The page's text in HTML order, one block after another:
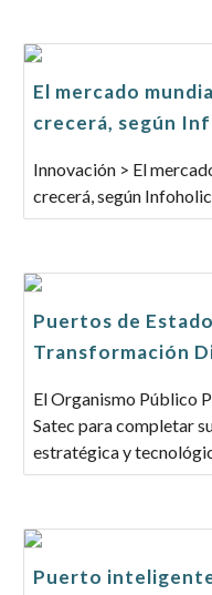
El mercado
crecerá, según
Innovación > El
crecerá, según
Puertos de
Transformación
El Organismo Público
Satec para completar
estratégica y
Puerto